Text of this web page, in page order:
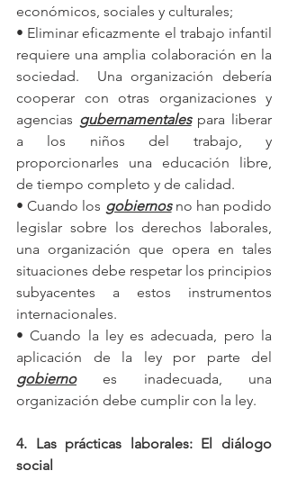
económicos, sociales y culturales;
• Eliminar eficazmente el trabajo infantil
requiere una amplia colaboración en la
sociedad.  Una organización debería
cooperar con otras organizaciones y
agencias gubernamentales para liberar
a los niños del trabajo, y
proporcionarles una educación libre,
de tiempo completo y de calidad.
• Cuando los gobiernos no han podido
legislar sobre los derechos laborales,
una organización que opera en tales
situaciones debe respetar los principios
subyacentes a estos instrumentos
internacionales.
• Cuando la ley es adecuada, pero la
gobierno es inadecuada, una
organización debe cumplir con la ley.
4. Las prácticas laborales: El diálogo
social